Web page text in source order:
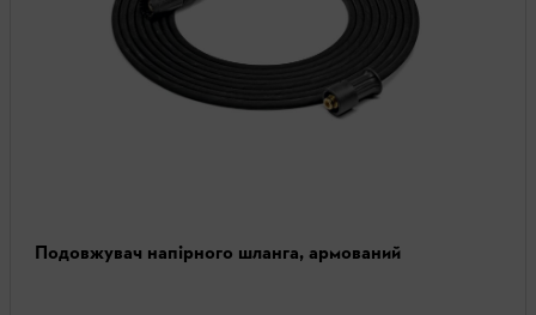
Подовжувач напірного шланга, армований